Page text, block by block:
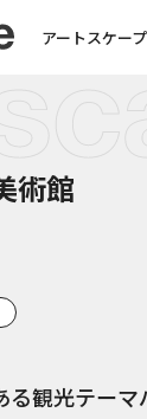
アートスケー
術館
観光テーマ